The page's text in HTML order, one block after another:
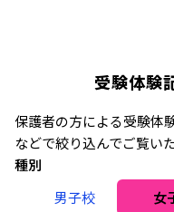
受験体験
保護者の方による受験体
などで絞り込んでご覧い
種別
男子校
女